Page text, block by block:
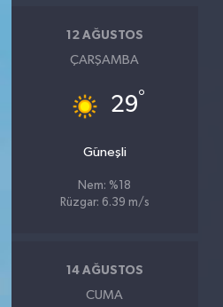
12 AĞUSTOS
ÇARŞAMBA
29°
Güneşli
Nem: %18
Rüzgar: 6.39 m/s
14 AĞUSTOS
CUMA